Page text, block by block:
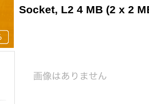
Socket, L2 4 MB (2 x 2